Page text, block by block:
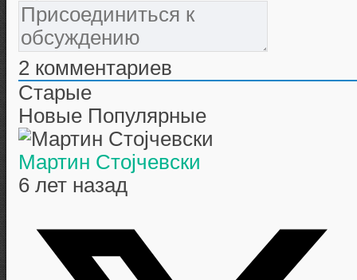
2 комментариев
Старые
Новые Популярные
Мартин Стојчевски
6 лет назад